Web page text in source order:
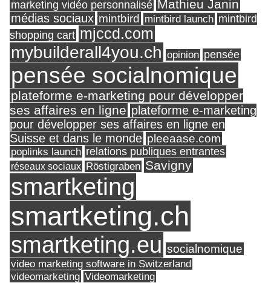
marketing vidéo personnalisé Mathieu Janin
médias sociaux mintbird mintbird launch mintbird
shopping cart mjccd.com
mybuilderall4you.ch opinion pensée
pensée socialnomique
plateforme e-marketing pour développer
ses affaires en ligne plateforme e-marketing
pour développer ses affaires en ligne en
Suisse et dans le monde pleeaase.com
poplinks launch relations publiques entrantes
réseaux sociaux Röstigraben Savigny
smartketing
smartketing.ch
smartketing.eu socialnomique
video marketing software in Switzerland
videomarketing Videomarketing